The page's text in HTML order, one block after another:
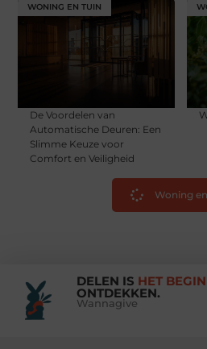
WONING EN TUIN
De Voordelen van
Automatische Deuren: Een
Slimme Keuze voor
Comfort en Veiligheid
Woning
DELEN IS HET BEGIN
ONTDEKKEN.
Wannagive